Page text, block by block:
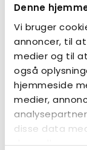
Denne
Vi bruger
annoncer, til
medier og til
også
hjemmeside
medier,
disse data
dem, eller
Resultaterne
for bedre
over for både
Praktisk
Hvis du har
gerne have en
besvare
browsers